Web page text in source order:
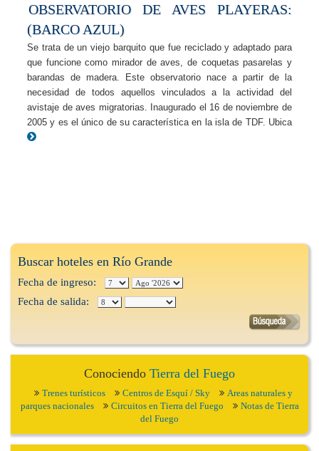
OBSERVATORIO DE AVES PLAYERAS:
(BARCO AZUL)
Se trata de un viejo barquito que fue reciclado y adaptado para
que funcione como mirador de aves, de coquetas pasarelas y
barandas de madera. Este observatorio nace a partir de la
necesidad de todos aquellos vinculados a la actividad del
avistaje de aves migratorias. Inaugurado el 16 de noviembre de
2005 y es el único de su característica en la isla de TDF. Ubica
Buscar hoteles en Río Grande
Fecha de ingreso:
Fecha de salida:
Conociendo Tierra del Fuego
Trenes turísticos Centros de Esquí / Sky
Areas naturales y
parques nacionales
Circuitos en Tierra del Fuego
Notas de Tierra
del Fuego